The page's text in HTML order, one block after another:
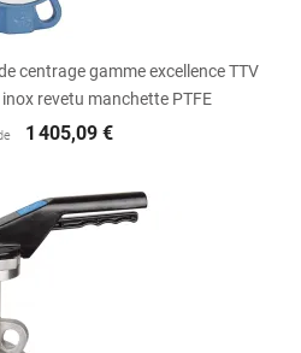
centrage gamme excellence TTV
revetu manchette PTFE
1 405,09 €